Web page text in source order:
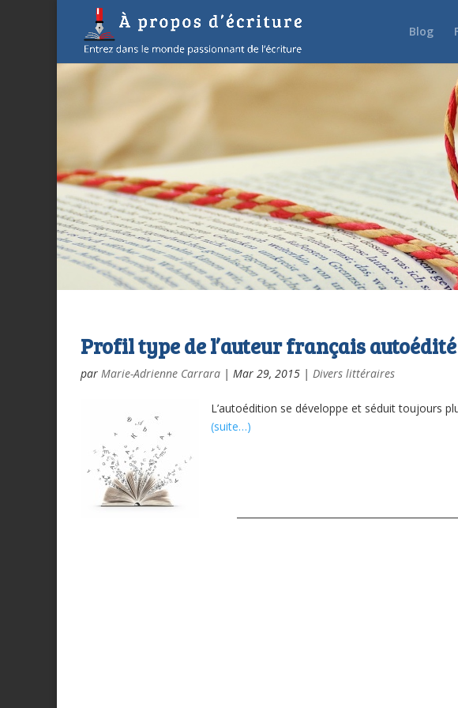
Blog
Profil type de l’auteur français autoédité
par Marie-Adrienne Carrara | Mar 29, 2015 | Divers littéraires
L’autoédition se développe et séduit toujours
(suite…)